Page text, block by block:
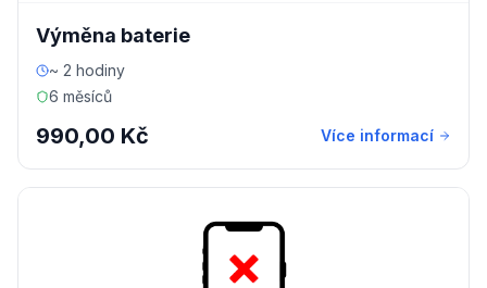
Výměna baterie
~ 2 hodiny
6 měsíců
990,00 Kč Více informací